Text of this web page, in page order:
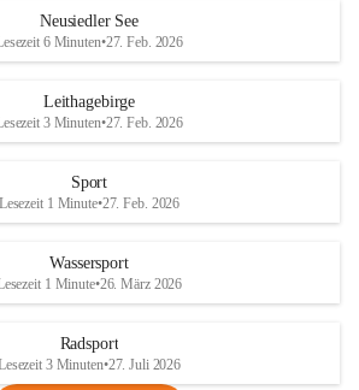
wirtschaftlichen
Nr. 18
r
S
Neusiedler See
6 Minuten•27. Feb. 2026
Leithagebirge
3 Minuten•27. Feb. 2026
Sport
Lesezeit 1 Minute•27. Feb. 2026
Wassersport
1 Minute•26. März 2026
Radsport
3 Minuten•27. Juli 2026